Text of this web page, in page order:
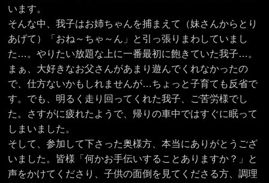
います。
そんな中、我子はお姉ちゃんを捕まえて（妹さんからとり
あげて）「おね～ちゃ～ん」と引っ張りまわしていまし
た…。やりたい放題な上に一番最初に飽きていた我子…。
まぁ、大好きなお父さんがあまり遊んでくれなかったの
で、仕方ないかもしれませんが…ちょっと子育ても反省で
す。でも、明るく走り回ってくれた我子、ご苦労様でし
た。さすがに疲れたようで、帰りの車中ではすぐに眠って
しまいました。
そして、参加して下さった奥様方、本当にありがとうござ
いました。皆様「何かお手伝いすることありますか？」と
声をかけてくださり、子供の面倒を見てくださる方、調理